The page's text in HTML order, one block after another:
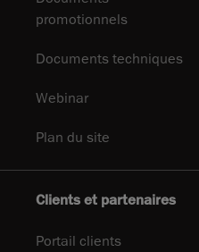
promotionnels
Documents techniques
Webinar
Plan du site
Clients et partenaires
Portail clients